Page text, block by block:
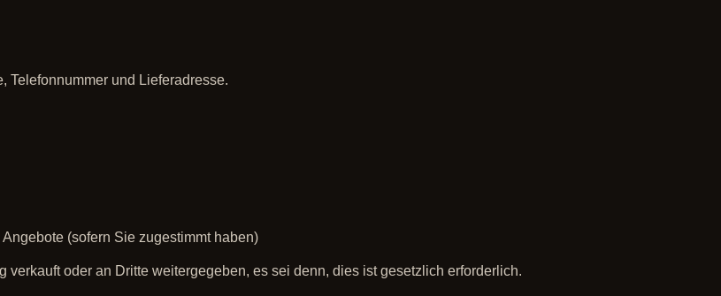
Telefonnummer und Lieferadresse.
(sofern Sie zugestimmt haben)
verkauft oder an Dritte weitergegeben, es sei denn, dies ist gesetzlich erforderlich.